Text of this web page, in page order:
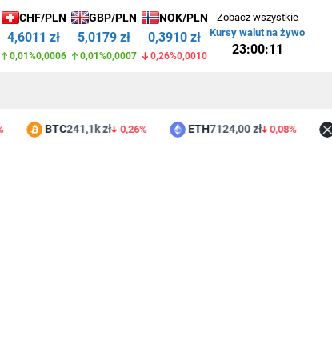
CHF/PLN
4,6011 zł
0,01%0,0006
GBP/PLN
5,0179 zł
0,01%0,0007
NOK/PLN
0,3910 zł
0,26%0,0010
Zobacz wszystkie
Kursy walut na żywo
23:00:11
BTC241,1k zł 0,26% ETH7124,00 zł 0,08%